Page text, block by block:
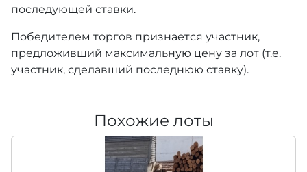
последующей ставки.
Победителем торгов признается участник,
предложивший максимальную цену за лот (т.е.
участник, сделавший последнюю ставку).
Похожие лоты